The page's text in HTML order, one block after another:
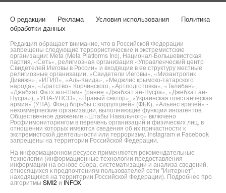
О редакции Реклама Условия использования
Политика
обработки данных
Редакция обращает внимание, что в Российской Федерации
запрещены следующие террористические и экстремистские
организации: Meta (Meta Platforms Inc), Национал-Большевистская
партия, «Сеть», религиозная организация «Управленческий центр
Свидетелей Иеговы в России» и входящие в ее структуру местные
религиозные организации, «Свидетели Иеговы», «Мизантропик
Дивижн», «ИГИЛ», «Аль-Каида», «Меджлис крымско-татарского
народа», «Братство» Корчинского, «Артподготовка», «Талибан»,
«Джабхат Фатх аш-Шам» (ранее «Джабхат ан-Нусра», «Джебхат ан-
Нусра»), «УНА-УНСО», «Правый сектор», «Украинская повстанческая
армия» (УПА). Фонд борьбы с коррупцией» (ФБК), «Альянс врачей» -
некоммерческие организации, выполняющие функции иноагентов.
Общественное движение «Штабы Навального» включено
Росфинмониторингом в перечень организаций и физических лиц, в
отношении которых имеются сведения об их причастности к
экстремистской деятельности или терроризму. Instagram и Facebook
запрещены на территории Российской Федерации.
На информационном ресурсе применяются рекомендательные
технологии (информационные технологии предоставления
информации на основе сбора, систематизации и анализа сведений,
относящихся к предпочтениям пользователей сети "Интернет",
находящихся на территории Российской Федерации). Подробнее про
алгоритмы SMI2 и INFOX